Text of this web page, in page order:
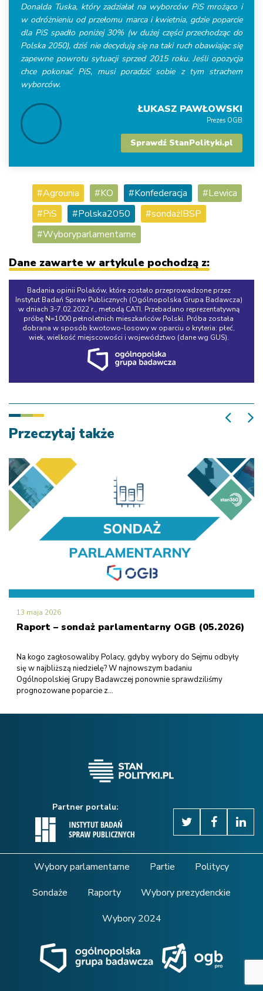
Donalda Tuska, który zadziałał na wyborców PiS mrożąco i
w odróżnieniu od przełomu marca i kwietnia, gdzie poparcie
dla PiS spadło poniżej 30% (w dużej części przechodząc do
Polska 2050), dziś nie decydują się na taki ruch obawiając się
zapewne powrotu sytuacji sprzed 2015 roku. Jeśli opozycja
chce pokonać PiS, musi poradzić sobie z tym strachem
wyborców.
ŁUKASZ PAWŁOWSKI
Prezes OGB
Sprawdź StanPolityki.pl
Agrounia KO Konfederacja
Lewica
PiS
Polska2050
sondażIBSP
Wyboryparlamentarne
Dane zawarte w artykule pochodzą z:
Badania opinii Polaków, które zostało przeprowadzone przez
Instytut Badań Spraw Publicznych (Ogólnopolska Grupa Badawcza)
w dniach 3-7.02.2022 r., metodą CATI. Przebadano reprezentatywną
próbę N=1000 pełnoletnich mieszkańców Polski. Próba została
dobrana w sposób kwotowo-losowy w oparciu o kryteria: płeć,
wiek, wielkość miejscowości i województwo (dane wg GUS).
Przeczytaj także
13 maja 2026
Raport – sondaż parlamentarny OGB (05.2026)
Na kogo zagłosowaliby Polacy, gdyby wybory do Sejmu odbyły
się w najbliższą niedzielę? W najnowszym badaniu
Ogólnopolskiej Grupy Badawczej ponownie sprawdziliśmy
prognozowane poparcie z...
Partner portalu:
Wybory parlamentarne Partie
Politycy
Sondaże
Raporty
Wybory prezydenckie
Wybory 2024